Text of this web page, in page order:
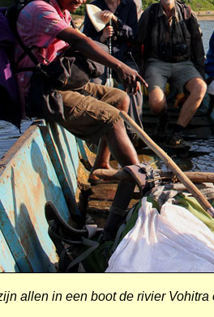
allen in een boot de rivier